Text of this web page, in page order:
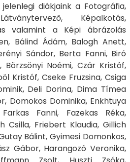
diákjaink a Fotográfia,
Képalkotás,
valamint a Képi ábrázolás
Bálind Ádám, Balogh Anett,
Sándor, Berta Fanni, Biró
Börzsönyi Noémi, Czár Kristóf,
Kristóf, Cseke Fruzsina, Csiga
Deli Dorina, Dima Tímea
Domokos Dominika, Enkhtuya
Fanni, Fazekas Réka,
Csilla, Friebert Klaudia, Gillich
Bálint, Gyimesi Domonkos,
Gábor, Harangozó Veronika,